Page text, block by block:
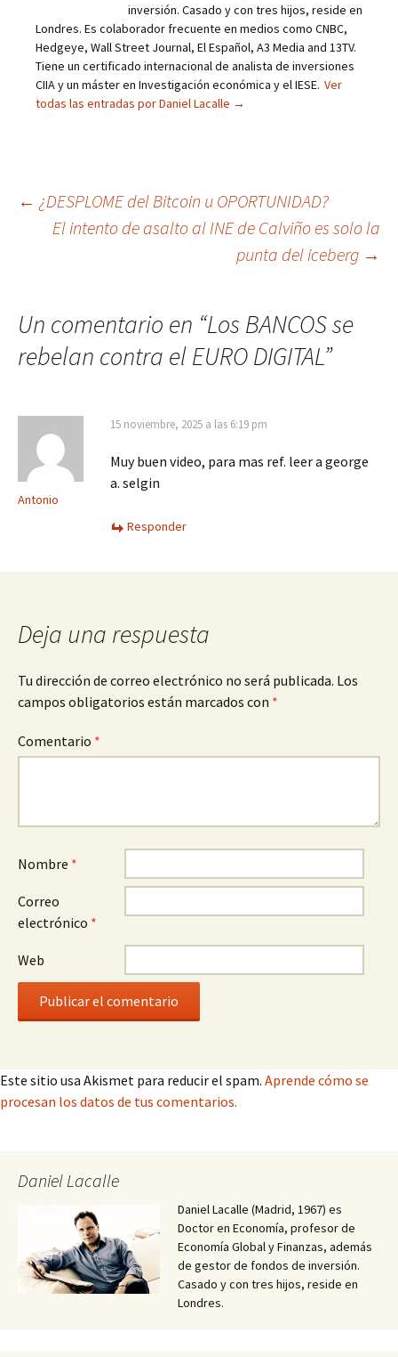
inversión. Casado y con tres hijos, reside en
Londres. Es colaborador frecuente en medios como CNBC,
Hedgeye, Wall Street Journal, El Español, A3 Media and 13TV.
Tiene un certificado internacional de analista de inversiones
CIIA y un máster en Investigación económica y el IESE. Ver
todas las entradas por Daniel Lacalle →
Navegación
← ¿DESPLOME del Bitcoin u OPORTUNIDAD?
El intento de asalto al INE de Calviño es solo la
punta del iceberg →
Un comentario en “Los BANCOS se
rebelan contra el EURO DIGITAL”
Antonio
15 noviembre, 2025 a las 6:19 pm
Muy buen video, para mas ref. leer a george
a. selgin
Responder
Deja una respuesta
Tu dirección de correo electrónico no será publicada. Los
campos obligatorios están marcados con *
Comentario *
Nombre *
Correo
electrónico *
Web
Este sitio usa Akismet para reducir el spam. Aprende cómo se
procesan los datos de tus comentarios.
Daniel Lacalle
Daniel Lacalle (Madrid, 1967) es
Doctor en Economía, profesor de
Economía Global y Finanzas, además
de gestor de fondos de inversión.
Casado y con tres hijos, reside en
Londres.